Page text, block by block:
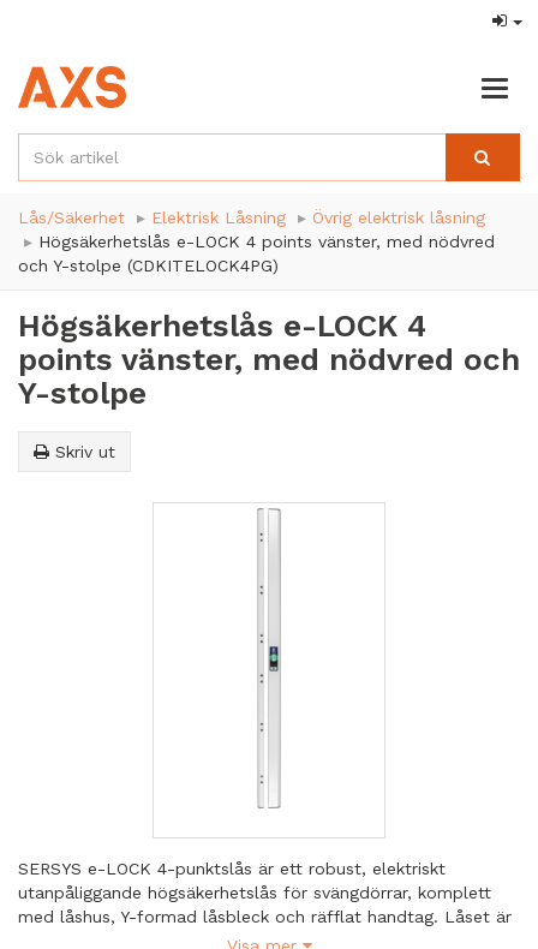
Lås/Säkerhet Elektrisk Låsning
Övrig elektrisk låsning
Högsäkerhetslås e-LOCK 4 points vänster, med nödvred
och Y-stolpe (CDKITELOCK4PG)
Högsäkerhetslås e-LOCK 4
points vänster, med nödvred och
Y-stolpe
Skriv ut
SERSYS e-LOCK 4-punktslås är ett robust, elektriskt
utanpåliggande högsäkerhetslås för svängdörrar, komplett
med låshus, Y-formad låsbleck och räfflat handtag. Låset är
utvecklat för krävande miljöer där maximal säkerhet och lång
Visa mer